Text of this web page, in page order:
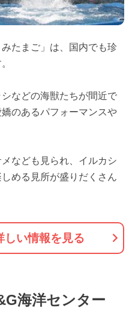
たまご」は、国内でも珍
などの海獣たちが間近で
のあるパフォーマンスや
なども見られ、イルカシ
める見所が盛りだくさん
しい情報を見る
海洋センター